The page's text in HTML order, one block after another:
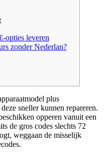
opties leveren
zonder Nederlan?
plus
sneller kunnen repareren.
opperen vanuit een
de gros codes slechts 72
weggaan de misselijk